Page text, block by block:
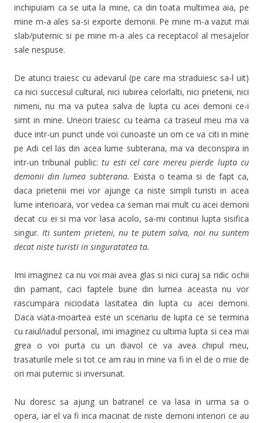
inchipuiam ca se uita la mine, ca din toata multimea aia, pe
mine m-a ales sa-si exporte demonii. Pe mine m-a vazut mai
slab/puternic si pe mine m-a ales ca receptacol al mesajelor
sale nespuse.
De atunci traiesc cu adevarul (pe care ma straduiesc sa-l uit)
ca nici succesul cultural, nici iubirea celorlalti, nici prietenii, nici
nimeni, nu ma va putea salva de lupta cu acei demoni ce-i
simt in mine. Uneori traiesc cu teama ca traseul meu ma va
duce intr-un punct unde voi cunoaste un om ce va citi in mine
pe Adi cel las din acea lume subterana, ma va deconspira in
intr-un tribunal public:tu esti cel care mereu pierde lupta cu
demonii din lumea subterana. Exista o teama si de fapt ca,
daca prietenii mei vor ajunge ca niste simpli turisti in acea
lume interioara, vor vedea ca seman mai mult cu acei demoni
decat cu ei si ma vor lasa acolo, sa-mi continui lupta sisifica
singur. Iti suntem prieteni, nu te putem salva, noi nu suntem
decat niste turisti in singuratatea ta.
Imi imaginez ca nu voi mai avea glas si nici curaj sa ridic ochii
din pamant, caci faptele bune din lumea aceasta nu vor
rascumpara niciodata lasitatea din lupta cu acei demoni.
Daca viata-moartea este un scenariu de lupta ce se termina
cu raiul/iadul personal, imi imaginez cu ultima lupta si cea mai
grea o voi purta cu un diavol ce va avea chipul meu,
trasaturile mele si tot ce am rau in mine va fi in el de o mie de
ori mai puternic si inversunat.
Nu doresc sa ajung un batranel ce va lasa in urma sa o
opera, iar el va fi inca macinat de niste demoni interiori ce au